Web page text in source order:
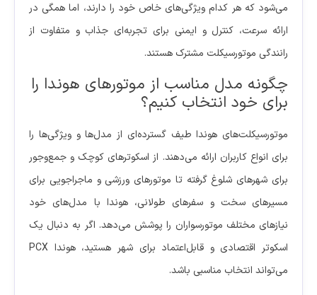
می‌شود که هر کدام ویژگی‌های خاص خود را دارند، اما همگی در
ارائه سرعت، کنترل و ایمنی برای تجربه‌ای جذاب و متفاوت از
رانندگی موتورسیکلت مشترک هستند.
چگونه مدل مناسب از موتورهای هوندا را
برای خود انتخاب کنیم؟
موتورسیکلت‌های هوندا طیف گسترده‌ای از مدل‌ها و ویژگی‌ها را
برای انواع کاربران ارائه می‌دهند. از اسکوترهای کوچک و جمع‌وجور
برای شهرهای شلوغ گرفته تا موتورهای ورزشی و ماجراجویی برای
مسیرهای سخت و سفرهای طولانی، هوندا با مدل‌های خود
نیازهای مختلف موتورسواران را پوشش می‌دهد. اگر به دنبال یک
اسکوتر اقتصادی و قابل‌اعتماد برای شهر هستید، هوندا PCX
می‌تواند انتخاب مناسبی باشد.